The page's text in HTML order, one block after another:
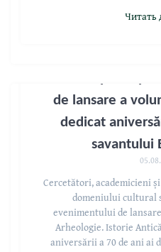
Читать
de lansare a
dedicat
savantului
Cercetători, academicieni
domeniului cultural
evenimentului de
Arheologie. Istorie
aniversării a 70 de ani ai